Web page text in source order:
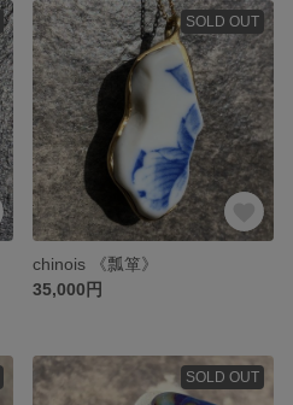
SOLD OUT
chinois 《瓢箪》
35,000円
SOLD OUT